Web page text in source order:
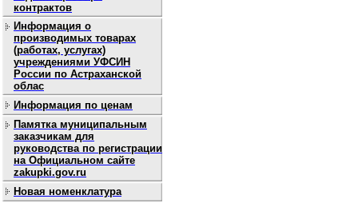
контрактов
Информация о
производимых товарах
(работах, услугах)
учреждениями УФСИН
России по Астраханской
облас
Информация по ценам
Памятка муниципальным
заказчикам для
руководства по регистрации
на Официальном сайте
zakupki.gov.ru
Новая номенклатура